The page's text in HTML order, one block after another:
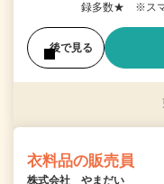
録多数★ ※スマ
後で見る
衣料品の販売員
株式会社 やまだい